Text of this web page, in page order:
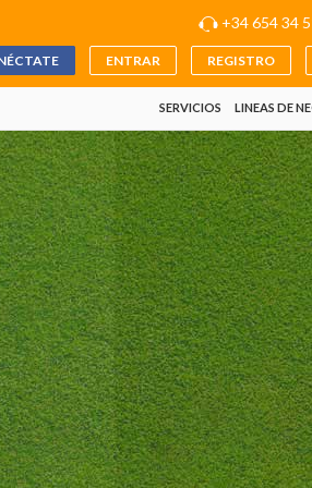
+34 654 34
ENTRAR REGISTRO
SERVICIOS LINEAS DE